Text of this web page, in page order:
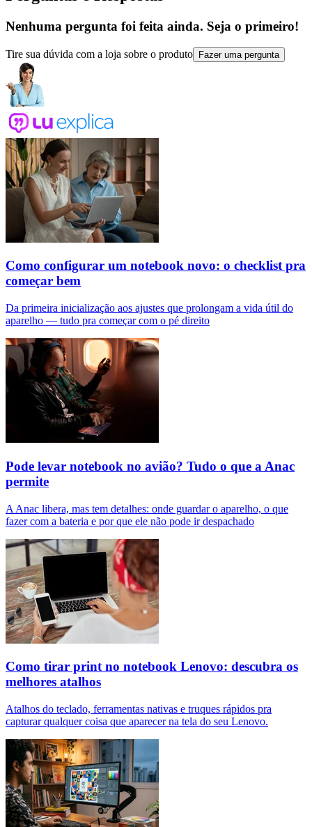
Nenhuma pergunta foi feita ainda. Seja o primeiro!
Tire sua dúvida com a loja sobre o produto Fazer uma pergunta
Como configurar um notebook novo: o checklist pra
começar bem
Da primeira inicialização aos ajustes que prolongam a vida útil do
aparelho — tudo pra começar com o pé direito
Pode levar notebook no avião? Tudo o que a Anac
permite
A Anac libera, mas tem detalhes: onde guardar o aparelho, o que
fazer com a bateria e por que ele não pode ir despachado
Como tirar print no notebook Lenovo: descubra os
melhores atalhos
Atalhos do teclado, ferramentas nativas e truques rápidos pra
capturar qualquer coisa que aparecer na tela do seu Lenovo.